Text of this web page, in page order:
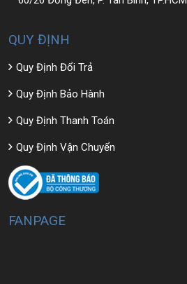
QUY ĐỊNH
Quy Định Đổi Trả
Quy Định Bảo Hành
Quy Định Thanh Toán
Quy Định Vận Chuyển
FANPAGE